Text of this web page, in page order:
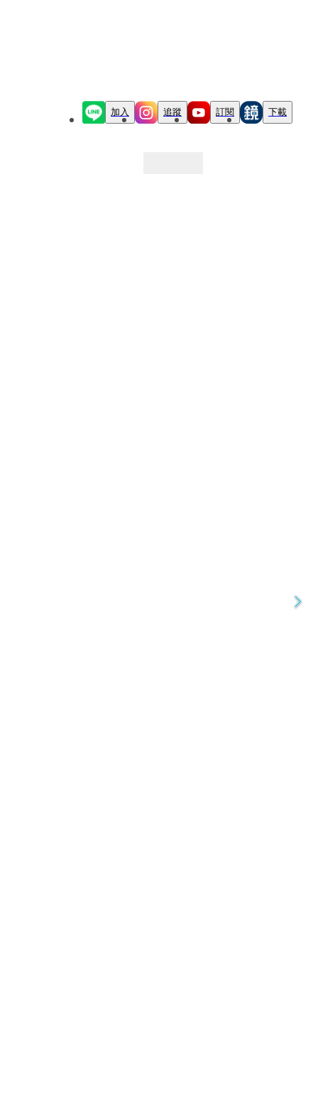
加入 追蹤 訂閱 下載